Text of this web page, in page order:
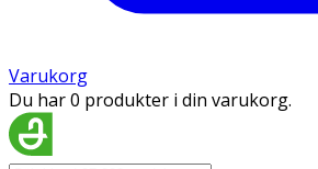
Varukorg
Du har 0 produkter i din varukorg.